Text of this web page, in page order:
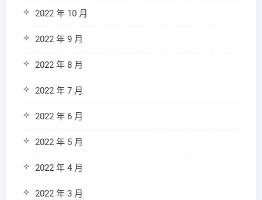
2022 年 10 月
2022 年 9 月
2022 年 8 月
2022 年 7 月
2022 年 6 月
2022 年 5 月
2022 年 4 月
2022 年 3 月